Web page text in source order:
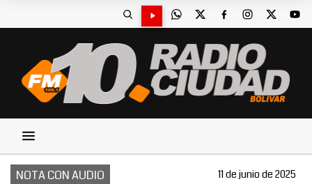
NOTA CON AUDIO 11 de junio de 2025